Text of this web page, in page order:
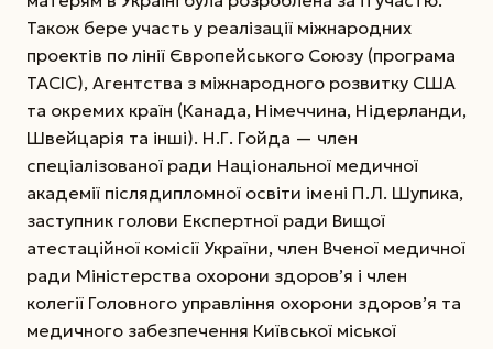
Також бере участь у реалізації міжнародних
проектів по лінії Європейського Союзу (програма
ТАСІС), Агентства з міжнародного розвитку США
та окремих країн (Канада, Німеччина, Нідерланди,
Швейцарія та інші). Н.Г. Гойда — член
спеціалізованої ради Національної медичної
академії післядипломної освіти імені П.Л. Шупика,
заступник голови Експертної ради Вищої
атестаційної комісії України, член Вченої медичної
ради Міністерства охорони здоров’я і член
колегії Головного управління охорони здоров’я та
медичного забезпечення Київської міської